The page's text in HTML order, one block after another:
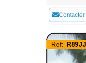
Contacter
Ref: